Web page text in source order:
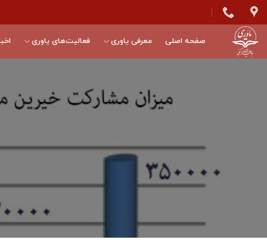
Skip
to
content
صفحه اصلی معرفی یاوری فعالیت‌های یاوری